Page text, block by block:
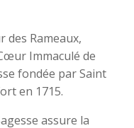
des Rameaux,
Immaculé de
fondée par Saint
en 1715.
assure la